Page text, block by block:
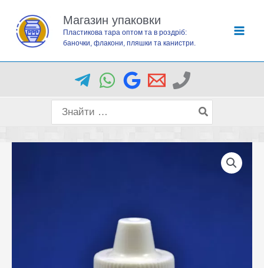
вмісту
Магазин упаковки
Пластикова тара оптом та в роздріб:
баночки, флакони, пляшки та канистри.
Пошук
для: